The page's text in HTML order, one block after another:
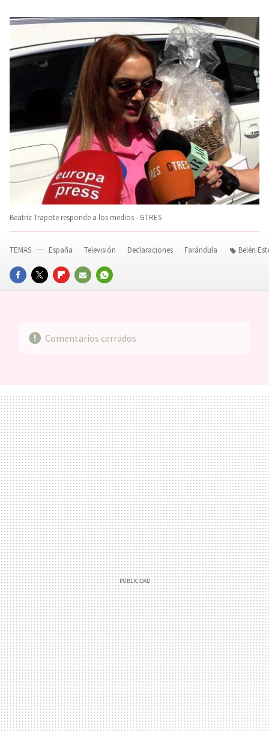
Beatriz Trapote responde a los medios - GTRES
FACEBOOKTWITTERFLIPBOARD
E-
WHATSAPP
TEMAS España Televisión Declaraciones Farándula Belén
Comentarios cerrados